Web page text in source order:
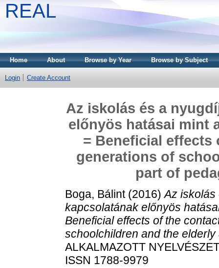
REAL
Home About Browse by Year Browse by Subject
Login Create Account
Az iskolás és a
előnyös hatásai mint
= Beneficial effects
generations of
part of
Boga, Bálint(2016)Az
kapcsolatának előnyös
Beneficial effects of the
schoolchildren and the
ALKALMAZOTT
ISSN 1788-9979